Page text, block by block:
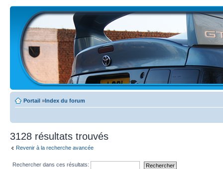
Portail »Index du forum
3128 résultats trouvés
Revenir à la recherche avancée
Rechercher dans ces résultats: